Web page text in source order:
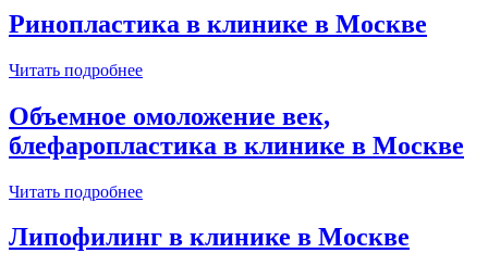
Ринопластика в клинике в Москве
Читать подробнее
Объемное омоложение век,
блефаропластика в клинике в Москве
Читать подробнее
Липофилинг в клинике в Москве